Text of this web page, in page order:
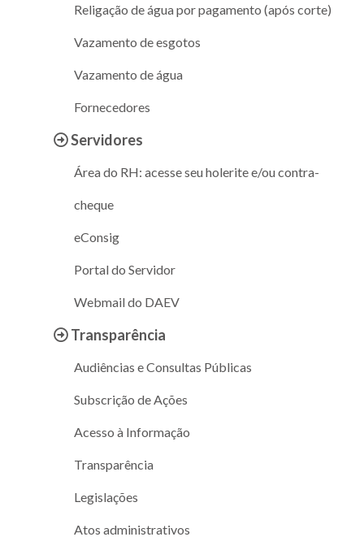
Religação de água por pagamento (após corte)
Vazamento de esgotos
Vazamento de água
Fornecedores
Servidores
Área do RH: acesse seu holerite e/ou contra-
cheque
eConsig
Portal do Servidor
Webmail do DAEV
Transparência
Audiências e Consultas Públicas
Subscrição de Ações
Acesso à Informação
Transparência
Legislações
Atos administrativos